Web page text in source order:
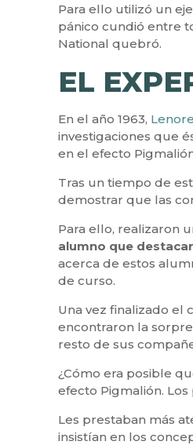
Para ello utilizó un
pánico cundió entre
National quebró.
EL
En el año 1963,
investigaciones que
en el efecto
Tras un tiempo de
demostrar que las
Para ello, realizaron
alumno que
acerca de estos
de curso.
Una vez finalizado el
encontraron la
resto de sus
¿Cómo era posible
efecto Pigmalión.
Les prestaban más
insistían en los